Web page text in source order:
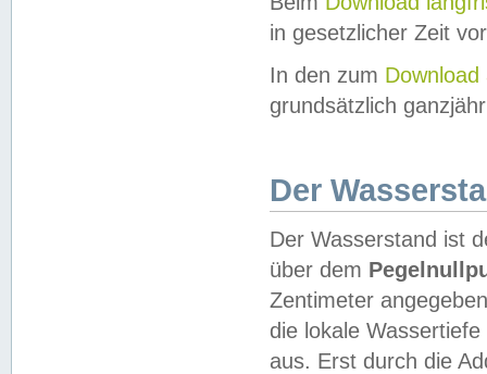
in gesetzlicher Zeit
In den zum Download
grundsätzlich
Der
Der Wasserstand ist
über dem
Zentimeter
die lokale
aus. Erst durch die